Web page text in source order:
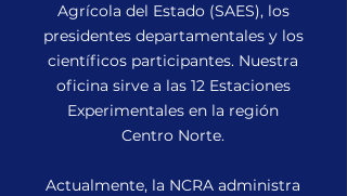
Agrícola del Estado (SAES), los
presidentes departamentales y los
científicos participantes. Nuestra
oficina sirve a las 12 Estaciones
Experimentales en la región
Centro Norte.
Actualmente, la NCRA administra